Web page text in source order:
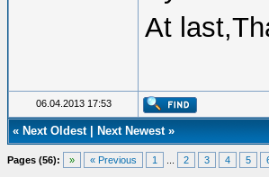
At
06.04.2013 17:53
« Next Oldest| Next Newest»
Pages (56): » « Previous 1 2 3 4 5